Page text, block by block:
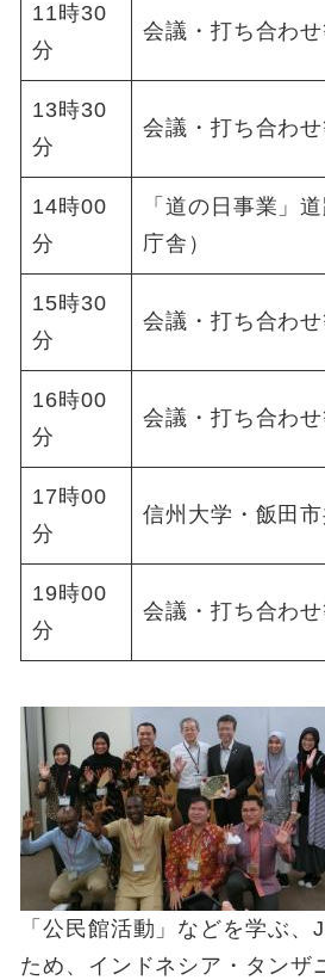
11時30
分
会議・打ち合わ
13時30
分
会議・打ち合わ
14時00
分
「道の日事業」
庁舎）
15時30
分
会議・打ち合わ
16時00
分
会議・打ち合わ
17時00
分
信州大学・飯田
19時00
分
会議・打ち合わ
「公民館活動」などを学ぶ
ため、インドネシア・タンザ